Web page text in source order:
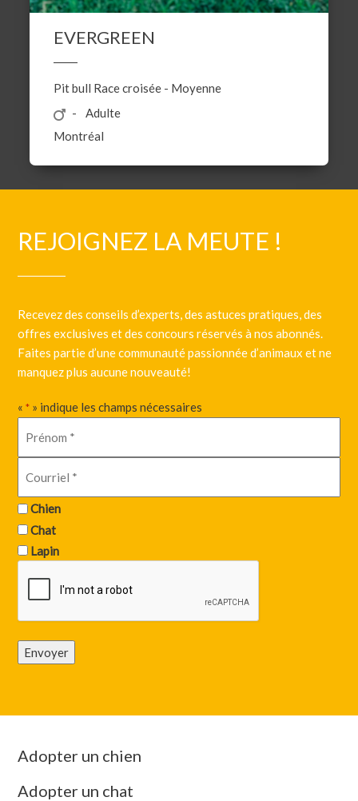
EVERGREEN
Pit bull Race croisée - Moyenne
Adulte
Montréal
REJOIGNEZ LA MEUTE !
Recevez des conseils d’experts, des astuces pratiques, des
offres exclusives et des concours réservés à nos abonnés.
Faites partie d’une communauté passionnée d’animaux et ne
manquez plus aucune nouveauté!
«* » indique les champs nécessaires
Chien
Chat
Lapin
Envoyer
Adopter un chien
Adopter un chat